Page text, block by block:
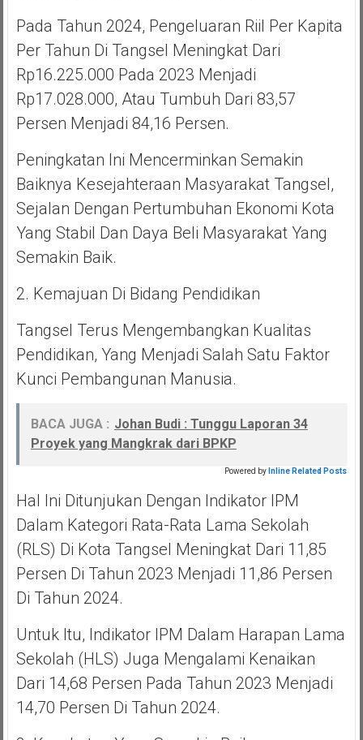
Pada Tahun 2024, Pengeluaran Riil Per Kapita
Per Tahun Di Tangsel Meningkat Dari
Rp16.225.000 Pada 2023 Menjadi
Rp17.028.000, Atau Tumbuh Dari 83,57
Persen Menjadi 84,16 Persen.
Peningkatan Ini Mencerminkan Semakin
Baiknya Kesejahteraan Masyarakat Tangsel,
Sejalan Dengan Pertumbuhan Ekonomi Kota
Yang Stabil Dan Daya Beli Masyarakat Yang
Semakin Baik.
2. Kemajuan Di Bidang Pendidikan
Tangsel Terus Mengembangkan Kualitas
Pendidikan, Yang Menjadi Salah Satu Faktor
Kunci Pembangunan Manusia.
BACA JUGA : Johan Budi : Tunggu Laporan 34
Proyek yang Mangkrak dari BPKP
Powered by Inline Related Posts
Hal Ini Ditunjukan Dengan Indikator IPM
Dalam Kategori Rata-Rata Lama Sekolah
(RLS) Di Kota Tangsel Meningkat Dari 11,85
Persen Di Tahun 2023 Menjadi 11,86 Persen
Di Tahun 2024.
Untuk Itu, Indikator IPM Dalam Harapan Lama
Sekolah (HLS) Juga Mengalami Kenaikan
Dari 14,68 Persen Pada Tahun 2023 Menjadi
14,70 Persen Di Tahun 2024.